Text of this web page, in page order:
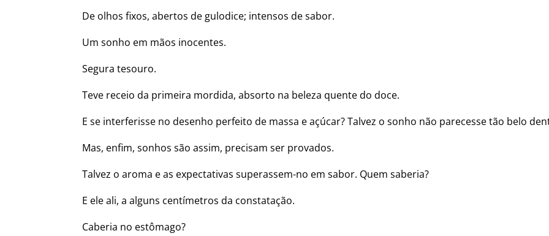
De olhos fixos, abertos de gulodice; intensos de sabor.
Um sonho em mãos inocentes.
Segura tesouro.
Teve receio da primeira mordida, absorto na beleza quente do doce.
E se interferisse no desenho perfeito de massa e açúcar? Talvez o sonho não parecesse tão belo
Mas, enfim, sonhos são assim, precisam ser provados.
Talvez o aroma e as expectativas superassem-no em sabor. Quem saberia?
E ele ali, a alguns centímetros da constatação.
Caberia no estômago?